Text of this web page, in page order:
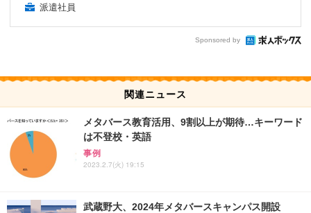
派遣社員
Sponsored by
関連ニュース
メタバース教育活用、9割以上が期待…キーワード
は不登校・英語
事例
2023.2.7(火) 19:15
武蔵野大、2024年メタバースキャンパス開設